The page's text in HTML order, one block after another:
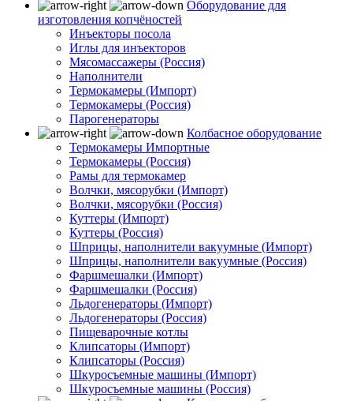
Оборудование для
изготовления копчёностей
Инъекторы посола
Иглы для инъекторов
Мясомассажеры (Россия)
Наполнители
Термокамеры (Импорт)
Термокамеры (Россия)
Парогенераторы
Колбасное оборудование
Термокамеры Импортные
Термокамеры (Россия)
Рамы для термокамер
Волчки, мясорубки (Импорт)
Волчки, мясорубки (Россия)
Куттеры (Импорт)
Куттеры (Россия)
Шприцы, наполнители вакуумные (Импорт)
Шприцы, наполнители вакуумные (Россия)
Фаршмешалки (Импорт)
Фаршмешалки (Россия)
Льдогенераторы (Импорт)
Льдогенераторы (Россия)
Пищеварочные котлы
Клипсаторы (Импорт)
Клипсаторы (Россия)
Шкуросъемные машины (Импорт)
Шкуросъемные машины (Россия)